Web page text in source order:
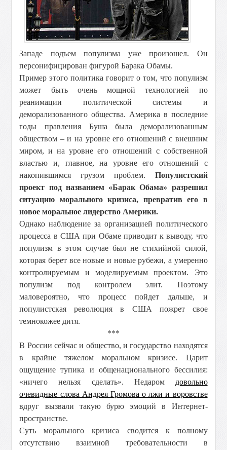
Западе подъем популизма уже произошел. Он
персонифицирован фигурой Барака Обамы.
Пример этого политика говорит о том, что популизм
может быть очень мощной технологией по
реанимации политической системы и
деморализованного общества. Америка в последние
годы правления Буша была деморализованным
обществом – и на уровне его отношений с внешним
миром, и на уровне его отношений с собственной
властью и, главное, на уровне его отношений с
накопившимся грузом проблем. Популистский
проект под названием «Барак Обама» разрешил
ситуацию морального кризиса, превратив его в
новое моральное лидерство Америки.
Однако наблюдение за организацией политического
процесса в США при Обаме приводит к выводу, что
популизм в этом случае был не стихийной силой,
которая берет все новые и новые рубежи, а умеренно
контролируемым и моделируемым проектом. Это
популизм под контролем элит. Поэтому
маловероятно, что процесс пойдет дальше, и
популистская революция в США пожрет свое
темнокожее дитя.
***
В России сейчас и общество, и государство находятся
в крайне тяжелом моральном кризисе. Царит
ощущение тупика и общенационального бессилия:
«ничего нельзя сделать». Недаром довольно
очевидные слова Андрея Громова о лжи и воровстве
вдруг вызвали такую бурю эмоций в Интернет-
пространстве.
Суть морального кризиса сводится к полному
отсутствию взаимной требовательности в